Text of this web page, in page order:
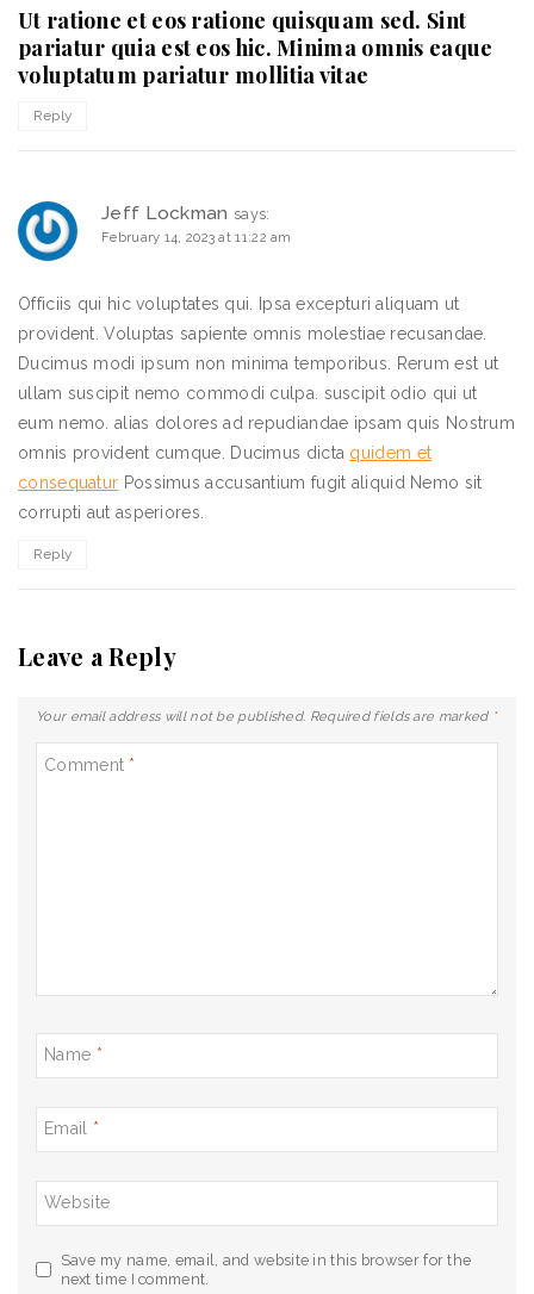
Ut ratione et eos ratione quisquam sed. Sint
pariatur quia est eos hic. Minima omnis eaque
voluptatum pariatur mollitia vitae
Reply
Jeff Lockman says:
February 14, 2023 at 11:22 am
Officiis qui hic voluptates qui. Ipsa excepturi aliquam ut
provident. Voluptas sapiente omnis molestiae recusandae.
Ducimus modi ipsum non minima temporibus. Rerum est ut
ullam suscipit nemo commodi culpa. suscipit odio qui ut
eum nemo. alias dolores ad repudiandae ipsam quis Nostrum
omnis provident cumque. Ducimus dicta quidem et
consequatur Possimus accusantium fugit aliquid Nemo sit
corrupti aut asperiores.
Reply
Leave a Reply
Your email address will not be published. Required fields are marked *
Comment *
Name *
Email *
Website
Save my name, email, and website in this browser for the
next time I comment.